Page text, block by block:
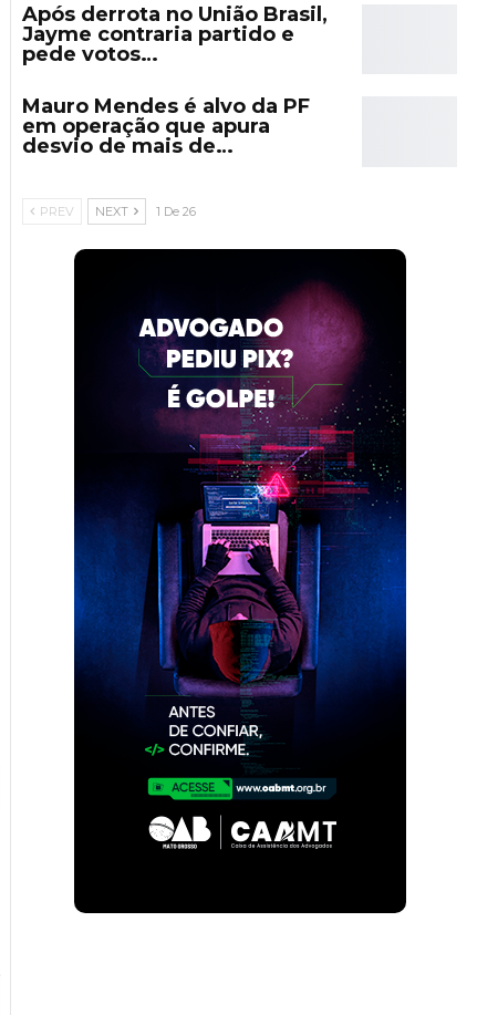
Após derrota no União Brasil,
Jayme contraria partido e
pede votos…
Mauro Mendes é alvo da PF
em operação que apura
desvio de mais de…
PREV NEXT 1 De 26